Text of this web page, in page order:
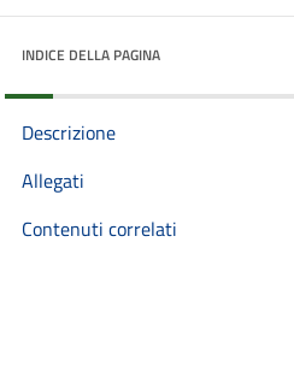
INDICE DELLA PAGINA
Descrizione
Allegati
Contenuti correlati